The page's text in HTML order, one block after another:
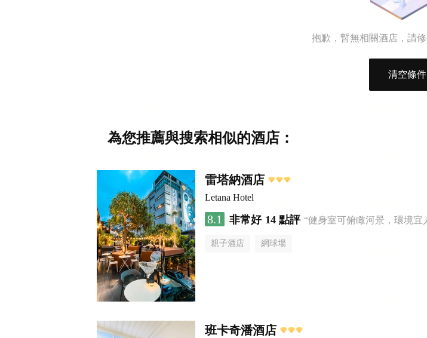
抱歉，暫無相關酒店，請
清空條件
為您推薦與搜索相似的酒店：
雷塔納酒店
Letana Hotel
8.1 非常好 14 點評 “健身室可俯瞰河景，環境宜
親子酒店 網球場
班卡奇潘酒店